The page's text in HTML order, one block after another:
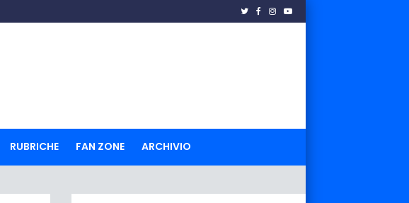
RUBRICHE FAN ZONE ARCHIVIO